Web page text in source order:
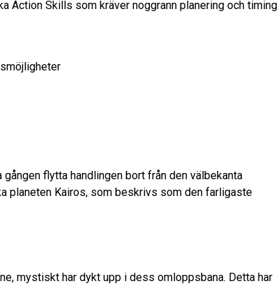
Action Skills som kräver noggrann planering och timing
flytta handlingen bort från den välbekanta
planeten Kairos, som beskrivs som den farligaste
mystiskt har dykt upp i dess omloppsbana. Detta har